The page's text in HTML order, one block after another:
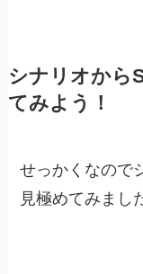
シナリオから
てみよう！
せっかくなので
見極めてみまし